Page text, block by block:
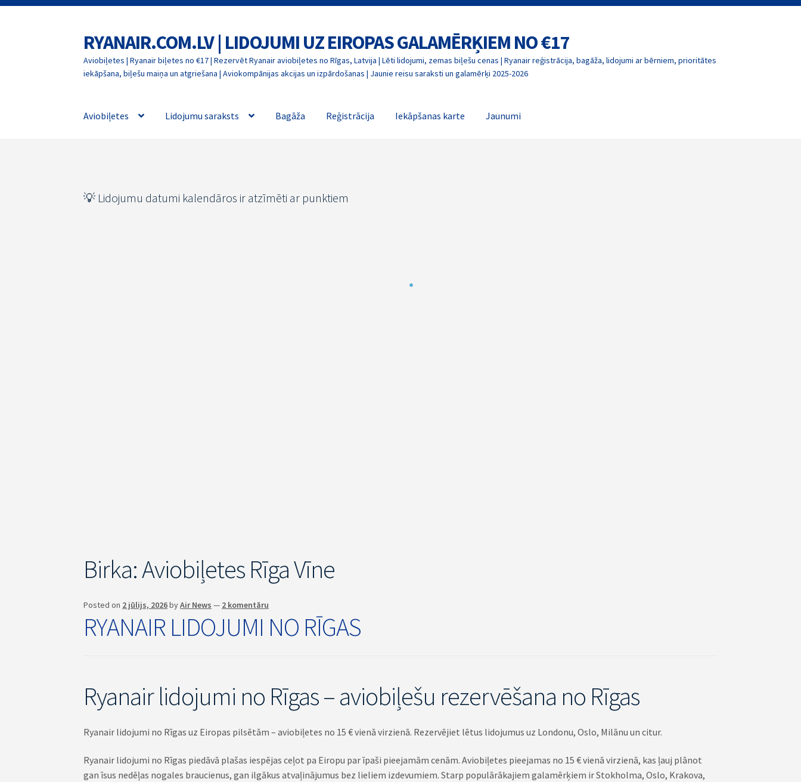
Skip
to
navigation
Skip
to
content
RYANAIR.COM.LV | LIDOJUMI UZ EIROPAS GALAMĒRĶIEM NO €17
Aviobiļetes | Ryanair biļetes no €17 | Rezervēt Ryanair aviobiļetes no Rīgas, Latvija | Lēti lidojumi, zemas biļešu cenas | Ryanair reģistrācija, bagāža, lidojumi ar bērniem, prioritātes
iekāpšana, biļešu maiņa un atgriešana | Aviokompānijas akcijas un izpārdošanas | Jaunie reisu saraksti un galamērķi 2025-2026
Aviobiļetes Lidojumu saraksts Bagāža Reģistrācija Iekāpšanas karte Jaunumi
💡 Lidojumu datumi kalendāros ir atzīmēti ar punktiem
Birka:Aviobiļetes Rīga Vīne
Posted on 2 jūlijs, 2026byAir News — 2 komentāru
RYANAIR LIDOJUMI NO RĪGAS
Ryanair lidojumi no Rīgas – aviobiļešu rezervēšana no Rīgas
Ryanair lidojumi no Rīgas uz Eiropas pilsētām – aviobiļetes no 15 € vienā virzienā. Rezervējiet lētus lidojumus uz Londonu, Oslo, Milānu un citur.
Ryanair lidojumi no Rīgas piedāvā plašas iespējas ceļot pa Eiropu par īpaši pieejamām cenām. Aviobiļetes pieejamas no 15 € vienā virzienā, kas ļauj plānot
gan īsus nedēļas nogales braucienus, gan ilgākus atvaļinājumus bez lieliem izdevumiem. Starp populārākajiem galamērķiem ir Stokholma, Oslo, Krakova,